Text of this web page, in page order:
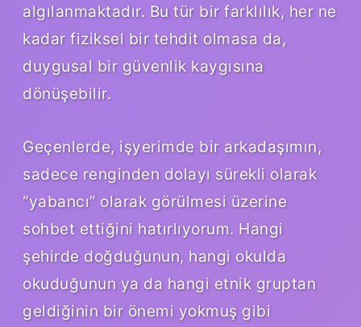
algılanmaktadır. Bu tür bir farklılık, her ne
kadar fiziksel bir tehdit olmasa da,
duygusal bir güvenlik kaygısına
dönüşebilir.
Geçenlerde, işyerimde bir arkadaşımın,
sadece renginden dolayı sürekli olarak
“yabancı” olarak görülmesi üzerine
sohbet ettiğini hatırlıyorum. Hangi
şehirde doğduğunun, hangi okulda
okuduğunun ya da hangi etnik gruptan
geldiğinin bir önemi yokmuş gibi